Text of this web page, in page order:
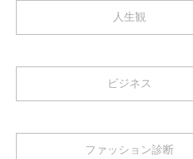
人生観
ビジネス
ファッション診断